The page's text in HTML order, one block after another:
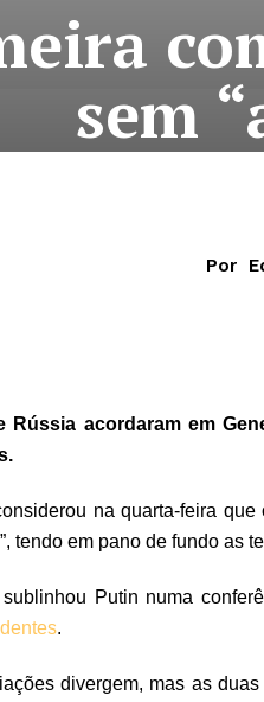
sem
Por
Rússia acordaram em
na quarta-feira
tendo em pano de fundo as
Putin numa
.
divergem, mas as